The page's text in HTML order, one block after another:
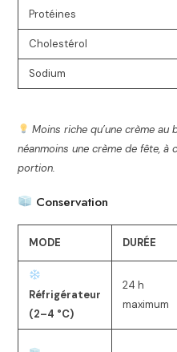
Protéines
Cholestérol
Sodium
Moins riche qu’une crème au
néanmoins une crème de fête,
portion.
Conservation
MODE DURÉE
Réfrigérateur
(2–4 °C)
24 h
maximum